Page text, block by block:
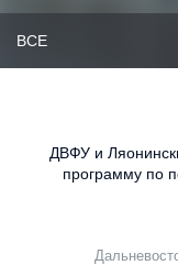
ВСЕ
ДВФУ и
программу по